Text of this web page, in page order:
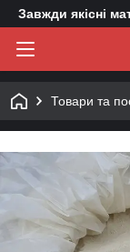
Завжди якісні
Товари та